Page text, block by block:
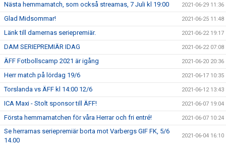
Nästa hemmamatch, som också streamas, 7 Juli kl 19:00 2021-06-29 11:36
Glad Midsommar! 2021-06-25 11:48
Länk till damernas seriepremiär. 2021-06-22 19:17
DAM SERIEPREMIÄR IDAG 2021-06-22 07:08
ÄFF Fotbollscamp 2021 är igång 2021-06-20 20:36
Herr match på lördag 19/6 2021-06-17 10:35
Torslanda vs ÄFF kl 14:00 12/6 2021-06-12 13:43
ICA Maxi - Stolt sponsor till ÄFF! 2021-06-07 19:04
Första hemmamatchen för våra Herrar och fri entré! 2021-06-07 10:24
Se herrarnas seriepremiär borta mot Varbergs GIF FK, 5/6
14.00
2021-06-04 16:10